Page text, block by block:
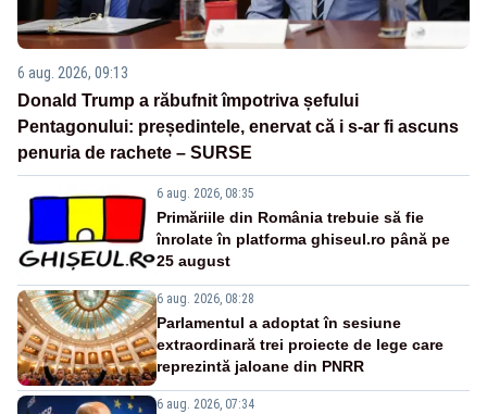
6 aug. 2026, 09:13
Donald Trump a răbufnit împotriva șefului
Pentagonului: președintele, enervat că i s-ar fi ascuns
penuria de rachete – SURSE
6 aug. 2026, 08:35
Primăriile din România trebuie să fie
înrolate în platforma ghiseul.ro până pe
25 august
6 aug. 2026, 08:28
Parlamentul a adoptat în sesiune
extraordinară trei proiecte de lege care
reprezintă jaloane din PNRR
6 aug. 2026, 07:34